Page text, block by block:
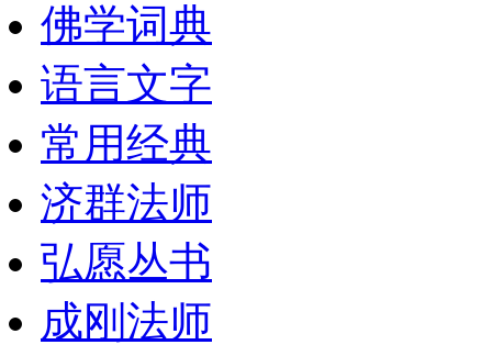
佛学词典
语言文字
常用经典
济群法师
弘愿丛书
成刚法师